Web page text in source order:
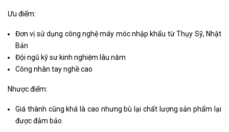
Ưu điểm:
Đơn vị sử dụng công nghệ máy móc nhập khẩu từ Thụy Sỹ, Nhật
Bản
Đội ngũ kỹ sư kinh nghiệm lâu năm
Công nhân tay nghề cao
Nhược điểm:
Giá thành cũng khá là cao nhưng bù lại chất lượng sản phẩm lại
được đảm bảo.